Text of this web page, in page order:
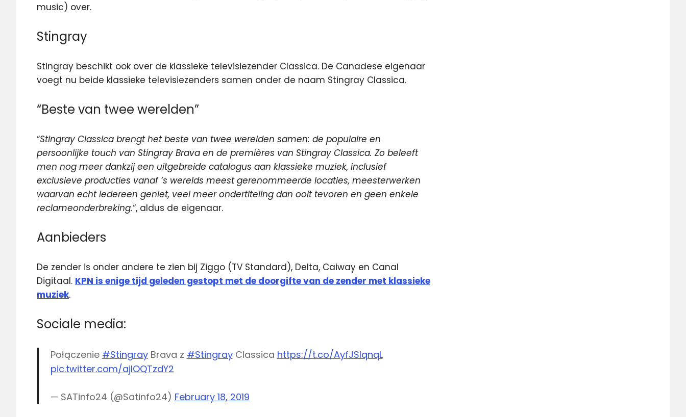
music) over.
Stingray
Stingray beschikt ook over de klassieke televisiezender Classica. De Canadese eigenaar
voegt nu beide klassieke televisiezenders samen onder de naam Stingray Classica.
“Beste van twee werelden”
“Stingray Classica brengt het beste van twee werelden samen: de populaire en
persoonlijke touch van Stingray Brava en de premières van Stingray Classica. Zo beleeft
men nog meer dankzij een uitgebreide catalogus aan klassieke muziek, inclusief
exclusieve producties vanaf ’s werelds meest gerenommeerde locaties, meesterwerken
waarvan echt iedereen geniet, veel meer ondertiteling dan ooit tevoren en geen enkele
reclameonderbreking.“, aldus de eigenaar.
Aanbieders
De zender is onder andere te zien bij Ziggo (TV Standard), Delta, Caiway en Canal
Digitaal. KPN is enige tijd geleden gestopt met de doorgifte van de zender met klassieke
muziek.
Sociale media:
Połączenie #StingrayBrava z #StingrayClassica https://t.co/AyfJSIqnqL
pic.twitter.com/ajIOQTzdY2
— SATinfo24 (@Satinfo24) February 18, 2019